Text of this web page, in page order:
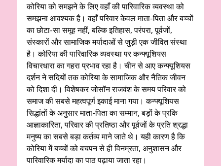
कोरिया को समझने के लिए वहाँ की पारिवारिक व्यवस्था को
समझना आवश्यक है। वहाँ परिवार केवल माता-पिता और बच्चों
का छोटा-सा समूह नहीं, बल्कि इतिहास, परंपरा, पूर्वजों,
संस्कारों और सामाजिक मर्यादाओं से जुड़ी एक जीवित संस्था
है। कोरिया की पारिवारिक व्यवस्था पर कन्फ्यूशियस
विचारधारा का गहरा प्रभाव रहा है। चीन से आए कन्फ्यूशियस
दर्शन ने सदियों तक कोरिया के सामाजिक और नैतिक जीवन
को दिशा दी। विशेषकर जोसॉन राजवंश के समय परिवार को
समाज की सबसे महत्वपूर्ण इकाई माना गया। कन्फ्यूशियस
सिद्धांतों के अनुसार माता-पिता का सम्मान, बड़ों के प्रकि
आज्ञाकारिता, परिवार की प्रतिष्ठा और पूर्वजों के प्रति श्रद्धा
मनुष्य का सबसे बड़ा कर्तव्य माने जाते थे। यही कारण है कि
कोरिया में बच्चों को बचपन से ही विनम्रता, अनुशासन और
पारिवारिक मर्यादा का पाठ पढ़ाया जाता रहा।